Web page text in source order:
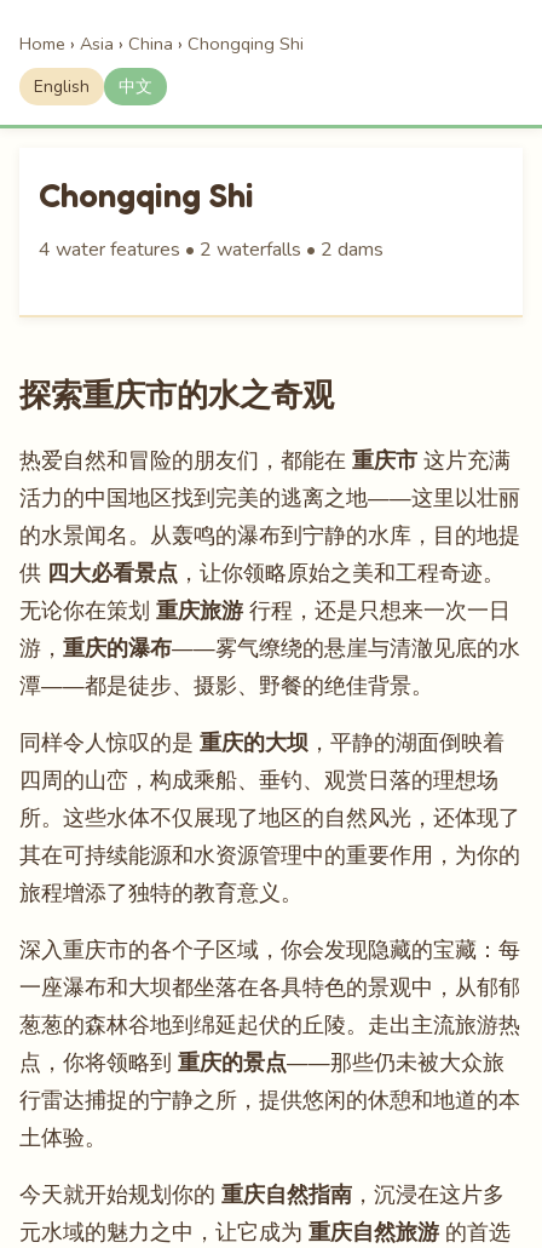
Home › Asia › China › Chongqing Shi
English 中文
Chongqing Shi
4 water features • 2 waterfalls • 2 dams
探索重庆市的水之奇观
热爱自然和冒险的朋友们，都能在 重庆市 这片充满
活力的中国地区找到完美的逃离之地——这里以壮丽
的水景闻名。从轰鸣的瀑布到宁静的水库，目的地提
供 四大必看景点 ，让你领略原始之美和工程奇迹。
无论你在策划 重庆旅游 行程，还是只想来一次一日
游， 重庆的瀑布——雾气缭绕的悬崖与清澈见底的水
潭——都是徒步、摄影、野餐的绝佳背景。
同样令人惊叹的是 重庆的大坝 ，平静的湖面倒映着
四周的山峦，构成乘船、垂钓、观赏日落的理想场
所。这些水体不仅展现了地区的自然风光，还体现了
其在可持续能源和水资源管理中的重要作用，为你的
旅程增添了独特的教育意义。
深入重庆市的各个子区域，你会发现隐藏的宝藏：每
一座瀑布和大坝都坐落在各具特色的景观中，从郁郁
葱葱的森林谷地到绵延起伏的丘陵。走出主流旅游热
点，你将领略到 重庆的景点——那些仍未被大众旅
行雷达捕捉的宁静之所，提供悠闲的休憩和地道的本
土体验。
今天就开始规划你的 重庆自然指南 ，沉浸在这片多
元水域的魅力之中，让它成为 重庆自然旅游 的首选